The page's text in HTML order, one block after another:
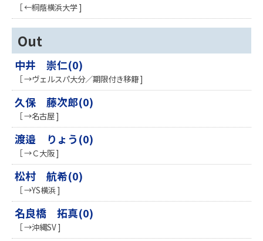
［ ←桐蔭横浜大学 ]
Out
中井 崇仁(0)
［ →ヴェルスパ大分／期限付き移籍 ]
久保 藤次郎(0)
［ →名古屋 ]
渡邉 りょう(0)
［ →Ｃ大阪 ]
松村 航希(0)
［ →YS横浜 ]
名良橋 拓真(0)
［ →沖縄SV ]